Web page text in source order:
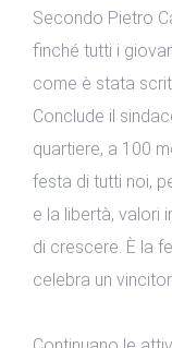
Secondo Pietro
finché tutti i
come è stata
Conclude il
quartiere, a 100
festa di tutti noi,
e la libertà, valori
di crescere. È la
celebra un